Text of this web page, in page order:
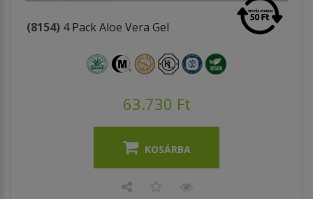
(8154) 4 Pack Aloe Vera Gel
63.730 Ft
KOSÁRBA